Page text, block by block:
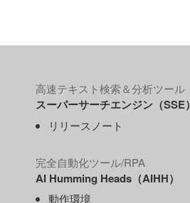
高速テキスト検索＆分析ツール
スーパーサーチエンジン（SSE）
リリースノート
完全自動化ツール/RPA
AI Humming Heads（AIHH）
動作環境